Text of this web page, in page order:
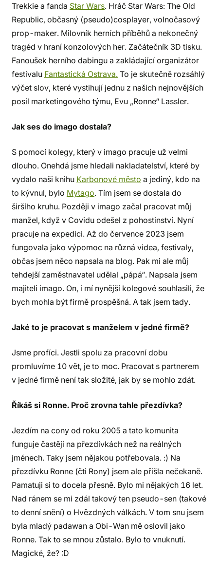
Trekkie a fanda Star Wars. Hráč Star Wars: The Old
Republic, občasný (pseudo)cosplayer, volnočasový
prop-maker. Milovník herních příběhů a nekonečný
tragéd v hraní konzolových her. Začátečník 3D tisku.
Fanoušek herního dabingu a zakládající organizátor
festivalu Fantastická Ostrava. To je skutečně rozsáhlý
výčet slov, které vystihují jednu z našich nejnovějších
posil marketingového týmu, Evu „Ronne“ Lassler.
Jak ses do imago dostala?
S pomocí kolegy, který v imago pracuje už velmi
dlouho. Onehdá jsme hledali nakladatelství, které by
vydalo naši knihu Karbonové město a jediný, kdo na
to kývnul, bylo Mytago. Tím jsem se dostala do
širšího kruhu. Později v imago začal pracovat můj
manžel, když v Covidu odešel z pohostinství. Nyní
pracuje na expedici. Až do července 2023 jsem
fungovala jako výpomoc na různá videa, festivaly,
občas jsem něco napsala na blog. Pak mi ale můj
tehdejší zaměstnavatel udělal „pápá“. Napsala jsem
majiteli imago. On, i mí nynější kolegové souhlasili, že
bych mohla být firmě prospěšná. A tak jsem tady.
Jaké to je pracovat s manželem v jedné firmě?
Jsme profíci. Jestli spolu za pracovní dobu
promluvíme 10 vět, je to moc. Pracovat s partnerem
v jedné firmě není tak složité, jak by se mohlo zdát.
Říkáš si Ronne. Proč zrovna tahle přezdívka?
Jezdím na cony od roku 2005 a tato komunita
funguje častěji na přezdívkách než na reálných
jménech. Taky jsem nějakou potřebovala. :) Na
přezdívku Ronne (čti Rony) jsem ale přišla nečekaně.
Pamatuji si to docela přesně. Bylo mi nějakých 16 let.
Nad ránem se mi zdál takový ten pseudo-sen (takové
to denní snění) o Hvězdných válkách. V tom snu jsem
byla mladý padawan a Obi-Wan mě oslovil jako
Ronne. Tak to se mnou zůstalo. Bylo to vnuknutí.
Magické, že? :D